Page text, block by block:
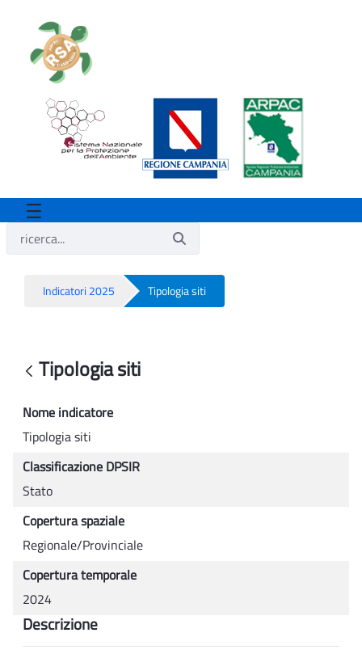
Indicatori 2025 Tipologia siti
Indietro
Tipologia siti
Nome indicatore
Tipologia siti
Classificazione DPSIR
Stato
Copertura spaziale
Regionale/Provinciale
Copertura temporale
2024
Descrizione